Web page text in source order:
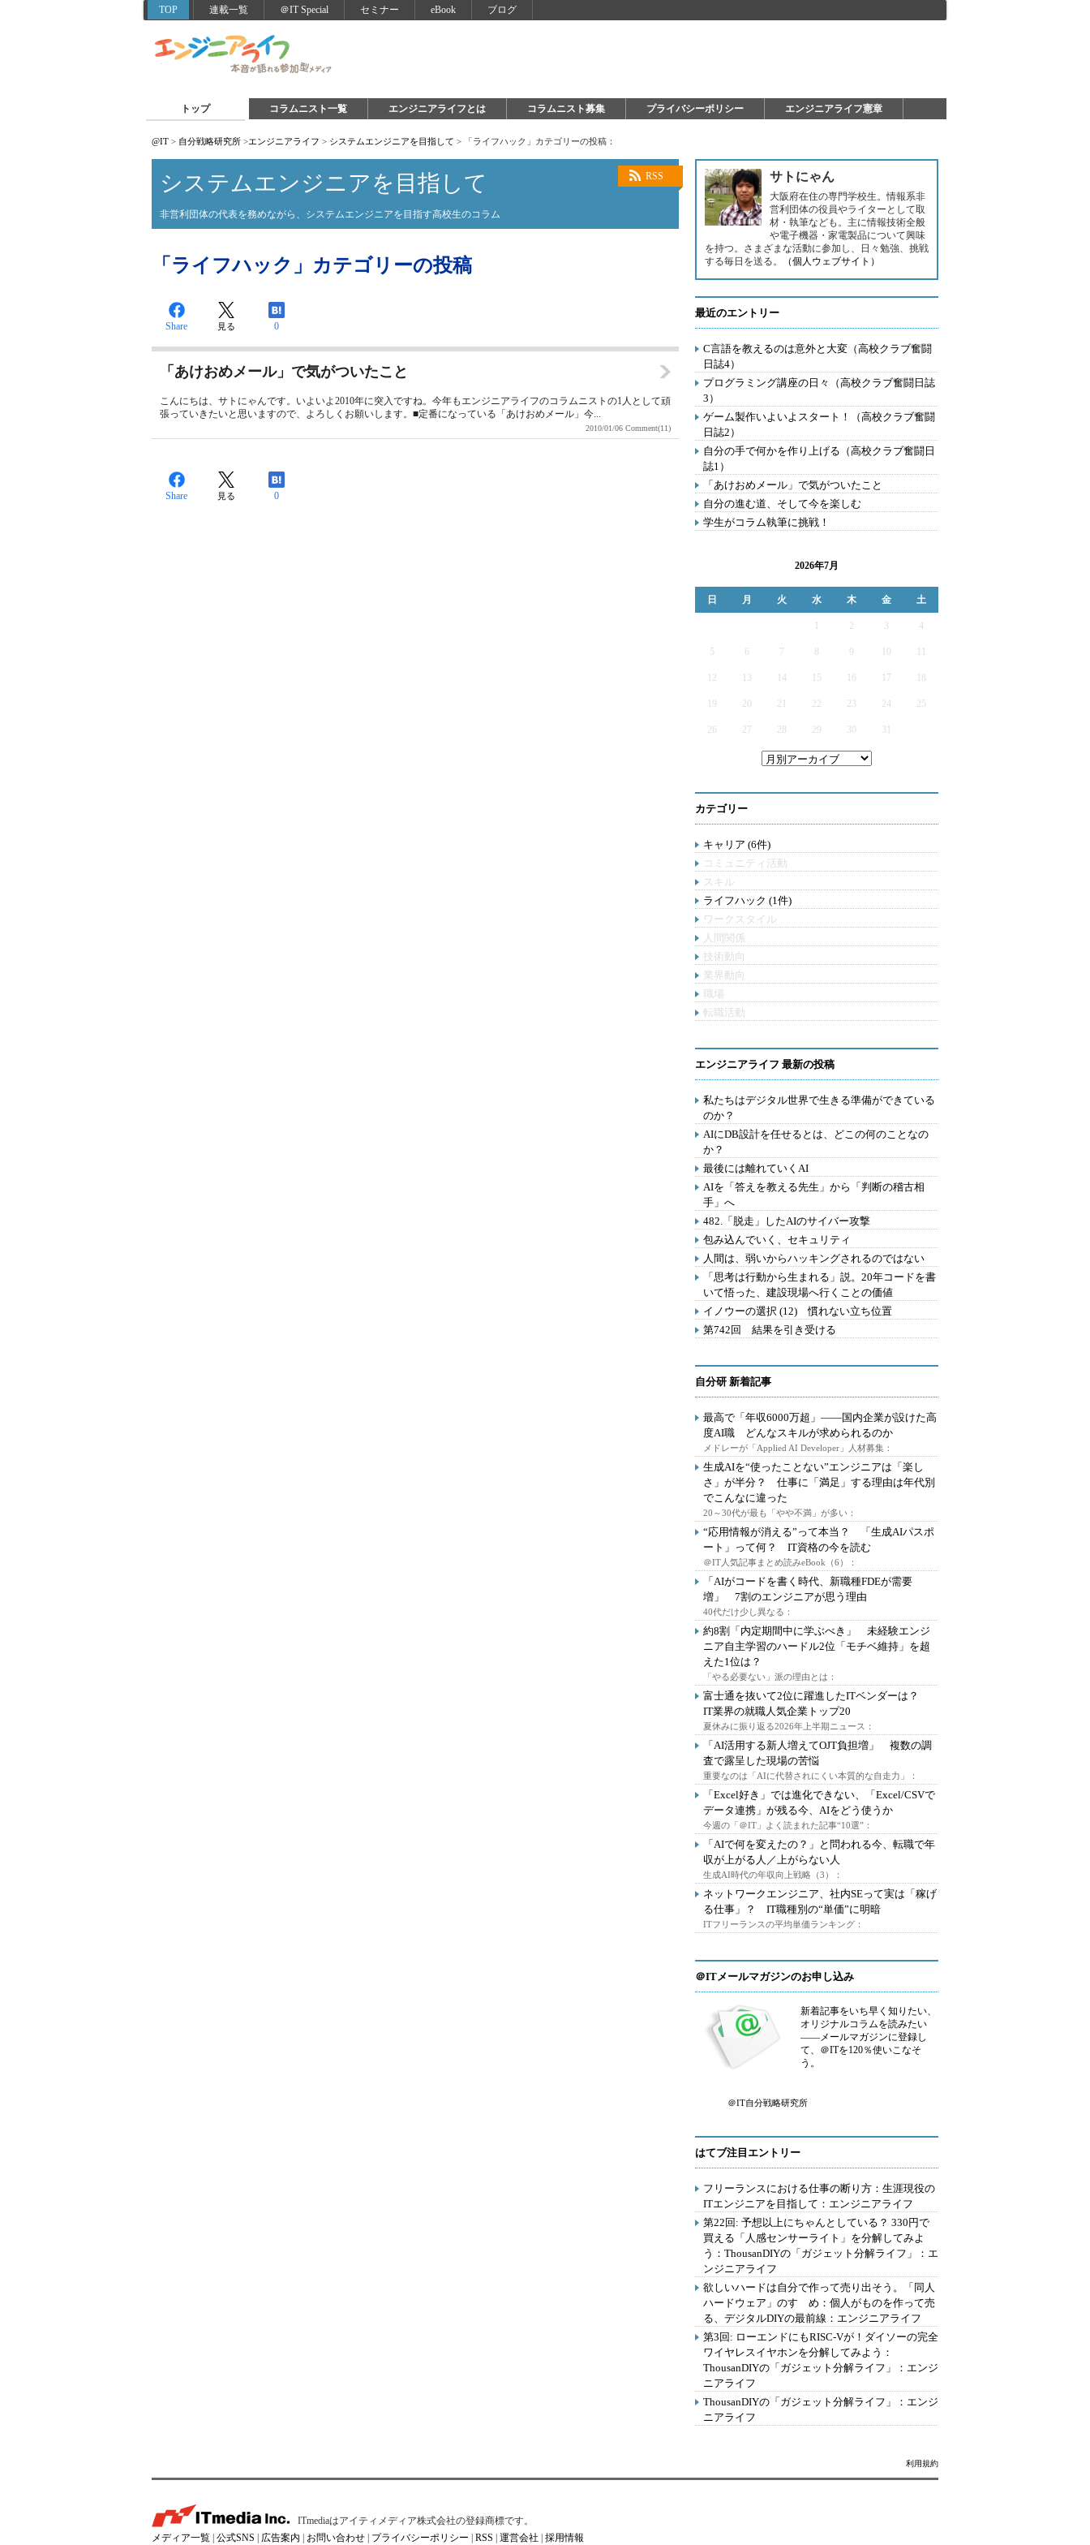
TOP 連載一覧 ＠IT Special セミナー eBook ブログ
トップ コラムニスト一覧 エンジニアライフとは コラムニスト募集 プライバシーポリシー エンジニアライフ憲章
@IT > 自分戦略研究所 >エンジニアライフ > システムエンジニアを目指して > 「ライフハック」カテゴリーの投稿：
RSS
システムエンジニアを目指して
非営利団体の代表を務めながら、システムエンジニアを目指す高校生のコラム
「ライフハック」カテゴリーの投稿
Share 見る 0
「あけおめメール」で気がついたこと
こんにちは、サトにゃんです。いよいよ2010年に突入ですね。今年もエンジニアライフのコラムニストの1人として頑
張っていきたいと思いますので、よろしくお願いします。■定番になっている「あけおめメール」今...
2010/01/06 Comment(11)
Share 見る 0
サトにゃん
大阪府在住の専門学校生。情報系非
営利団体の役員やライターとして取
材・執筆なども。主に情報技術全般
や電子機器・家電製品について興味
を持つ。さまざまな活動に参加し、日々勉強、挑戦
する毎日を送る。
（個人ウェブサイト）
最近のエントリー
C言語を教えるのは意外と大変（高校クラブ奮闘
日誌4）
プログラミング講座の日々（高校クラブ奮闘日誌
3）
ゲーム製作いよいよスタート！（高校クラブ奮闘
日誌2）
自分の手で何かを作り上げる（高校クラブ奮闘日
誌1）
「あけおめメール」で気がついたこと
自分の進む道、そして今を楽しむ
学生がコラム執筆に挑戦！
2026年7月
日 月 火 水 木 金 土
2 3 4
5 6 7 9
12 13 14 15 16 17
19 20 21 22 23 24 25
26 27 28 29 30 31
カテゴリー
キャリア (6件)
コミュニティ活動
スキル
ライフハック (1件)
ワークスタイル
人間関係
技術動向
業界動向
職場
転職活動
エンジニアライフ 最新の投稿
私たちはデジタル世界で生きる準備ができている
のか？
AIにDB設計を任せるとは、どこの何のことなの
か？
最後には離れていくAI
AIを「答えを教える先生」から「判断の稽古相
手」へ
482.「脱走」したAIのサイバー攻撃
包み込んでいく、セキュリティ
人間は、弱いからハッキングされるのではない
「思考は行動から生まれる」説。20年コードを書
いて悟った、建設現場へ行くことの価値
イノウーの選択 (12) 慣れない立ち位置
第742回 結果を引き受ける
自分研 新着記事
最高で「年収6000万超」――国内企業が設けた高
度AI職 どんなスキルが求められるのか
メドレーが「Applied AI Developer」人材募集：
生成AIを“使ったことない”エンジニアは「楽し
さ」が半分？ 仕事に「満足」する理由は年代別
でこんなに違った
20～30代が最も「やや不満」が多い：
“応用情報が消える”って本当？ 「生成AIパスポ
ート」って何？ IT資格の今を読む
＠IT人気記事まとめ読みeBook（6）：
「AIがコードを書く時代、新職種FDEが需要
増」 7割のエンジニアが思う理由
40代だけ少し異なる：
約8割「内定期間中に学ぶべき」 未経験エンジ
ニア自主学習のハードル2位「モチベ維持」を超
えた1位は？
「やる必要ない」派の理由とは：
富士通を抜いて2位に躍進したITベンダーは？
IT業界の就職人気企業トップ20
夏休みに振り返る2026年上半期ニュース：
「AI活用する新人増えてOJT負担増」 複数の調
査で露呈した現場の苦悩
重要なのは「AIに代替されにくい本質的な自走力」：
「Excel好き」では進化できない、「Excel/CSVで
データ連携」が残る今、AIをどう使うか
今週の「＠IT」よく読まれた記事“10選”：
「AIで何を変えたの？」と問われる今、転職で年
収が上がる人／上がらない人
生成AI時代の年収向上戦略（3）：
ネットワークエンジニア、社内SEって実は「稼げ
る仕事」？ IT職種別の“単価”に明暗
ITフリーランスの平均単価ランキング：
＠ITメールマガジンのお申し込み
新着記事をいち早く知りたい、
オリジナルコラムを読みたい
――メールマガジンに登録し
て、＠ITを120％使いこなそ
う。
＠IT自分戦略研究所
はてブ注目エントリー
フリーランスにおける仕事の断り方：生涯現役の
ITエンジニアを目指して：エンジニアライフ
第22回: 予想以上にちゃんとしている？ 330円で
買える「人感センサーライト」を分解してみよ
う：ThousanDIYの「ガジェット分解ライフ」：エ
ンジニアライフ
欲しいハードは自分で作って売り出そう。「同人
ハードウェア」のすゝめ：個人がものを作って売
る、デジタルDIYの最前線：エンジニアライフ
第3回: ローエンドにもRISC-Vが！ダイソーの完全
ワイヤレスイヤホンを分解してみよう：
ThousanDIYの「ガジェット分解ライフ」：エンジ
ニアライフ
ThousanDIYの「ガジェット分解ライフ」：エンジ
ニアライフ
利用規約
ITmediaはアイティメディア株式会社の登録商標です。
メディア一覧 公式SNS 広告案内 お問い合わせ プライバシーポリシー RSS 運営会社 採用情報